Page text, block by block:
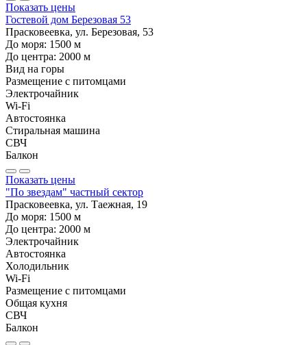
Показать цены
Гостевой дом Березовая 53
Прасковеевка, ул. Березовая, 53
До моря: 1500 м
До центра: 2000 м
Вид на горы
Размещение с питомцами
Электрочайник
Wi-Fi
Автостоянка
Стиральная машина
СВЧ
Балкон
Показать цены
"По звездам" частный сектор
Прасковеевка, ул. Таежная, 19
До моря: 1500 м
До центра: 2000 м
Электрочайник
Автостоянка
Холодильник
Wi-Fi
Размещение с питомцами
Общая кухня
СВЧ
Балкон